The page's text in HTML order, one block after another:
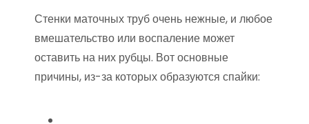
Стенки маточных труб очень нежные, и любое
вмешательство или воспаление может
оставить на них рубцы. Вот основные
причины, из-за которых образуются спайки: